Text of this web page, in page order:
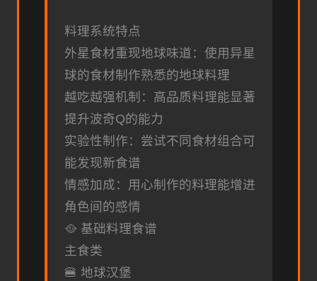
料理系统特点
外星食材重现地球味道：使用异星
球的食材制作熟悉的地球料理
越吃越强机制：高品质料理能显著
提升波奇Q的能力
实验性制作：尝试不同食材组合可
能发现新食谱
情感加成：用心制作的料理能增进
角色间的感情
🥘 基础料理食谱
主食类
🍔 地球汉堡